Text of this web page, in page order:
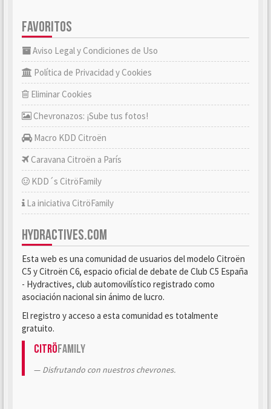
FAVORITOS
Aviso Legal y Condiciones de Uso
Política de Privacidad y Cookies
Eliminar Cookies
Chevronazos: ¡Sube tus fotos!
Macro KDD Citroën
Caravana Citroën a París
KDD´s CitröFamily
La iniciativa CitröFamily
HYDRACTIVES.COM
Esta web es una comunidad de usuarios del modelo Citroën
C5 y Citroën C6, espacio oficial de debate de Club C5 España
- Hydractives, club automovilístico registrado como
asociación nacional sin ánimo de lucro.
El registro y acceso a esta comunidad es totalmente
gratuito.
CitröFamily
Disfrutando con nuestros chevrones.